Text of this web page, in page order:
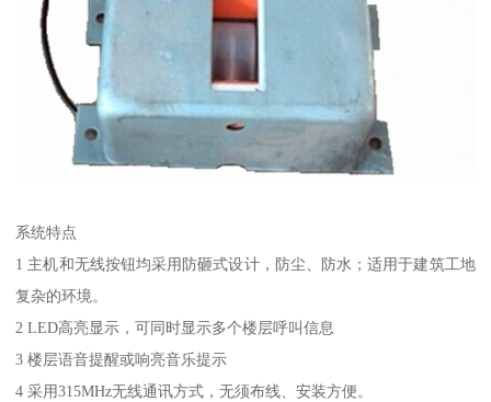
系统特点
1 主机和无线按钮均采用防砸式设计，防尘、防水；适用于建筑工地
复杂的环境。
2 LED高亮显示，可同时显示多个楼层呼叫信息
3 楼层语音提醒或响亮音乐提示
4 采用315MHz无线通讯方式，无须布线、安装方便。